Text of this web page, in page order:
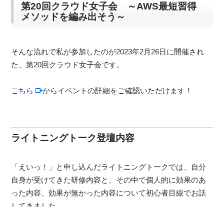
第20回クラウド女子会 ～AWS最短習得
メソッドを編み出そう～
そんな流れで私が参加したのが2023年2月26日に開催され
た、第20回クラウド女子会です。
こちら からイベントの詳細をご確認いただけます！
ライトニングトーク登壇内容
「えいっ！」と申し込んだライトニングトークでは、自分
自身が受けてきた研修内容と、その中で個人的に効果のあ
った内容、効果が無かった内容について初心者目線でお話